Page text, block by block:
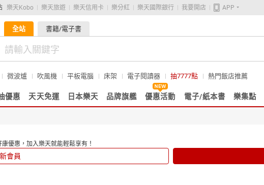
樂天Kobo 樂天旅遊 樂天信用卡 樂分紅 樂天國際銀行 我要開店 APP
全站 書籍/電子書
微波爐 吹風機 平板電腦 床架 電子閱讀器 抽7777點 熱門飯店推薦
優惠 天天免運 日本樂天 品牌旗艦 優惠活動 電子/紙本書 樂集點
優惠，加入樂天就能輕鬆享有！
會員